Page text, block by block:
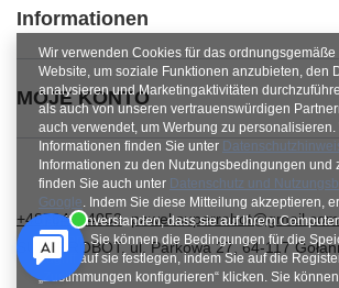
Informationen
MOJE KONTO
+48784454053 pawel.superrobot@gmail.com
SUPERROBOT,ul. Parkowa 27,64-117
Wir verwenden Cookies für das
Website, um soziale Funktionen anzubieten, den
analysieren und Marketingaktivitäten
als auch von unseren vertrauenswürdigen
auch verwendet, um Werbung zu personalisieren.
Informationen finden Sie unter
Informationen zu den Nutzungsbedingungen und
finden Sie auch unter Datenschutz und
Google. Indem Sie diese Mitteilung akzeptieren,
damit einverstanden, dass sie auf Ihrem
werden. Sie können die Bedingungen für die
Zugriff auf sie festlegen, indem Sie auf die
„Zustimmungen konfigurieren“ klicken. Sie